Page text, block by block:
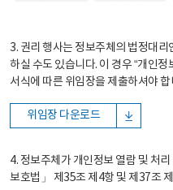
3. 권리 행사는 정보주체의 법정대리
하실 수도 있습니다. 이 경우 “개인
서식에 따른 위임장을 제출하셔야 합
위임장 다운로드
4. 정보주체가 개인정보 열람 및 처
보호법」 제35조 제4항 및 제37조